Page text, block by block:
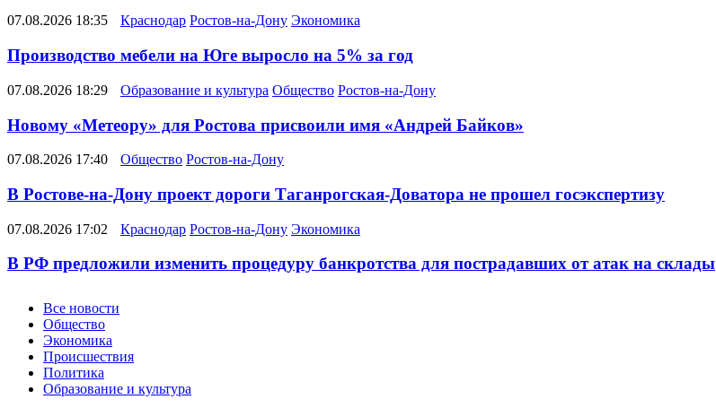
07.08.2026 18:35 Краснодар Ростов-на-Дону Экономика
Производство мебели на Юге выросло на 5% за год
07.08.2026 18:29 Образование и культура Общество Ростов-на-Дону
Новому «Метеору» для Ростова присвоили имя «Андрей Байков»
07.08.2026 17:40 Общество Ростов-на-Дону
В Ростове-на-Дону проект дороги Таганрогская-Доватора не прошел госэкспертизу
07.08.2026 17:02 Краснодар Ростов-на-Дону Экономика
В РФ предложили изменить процедуру банкротства для пострадавших от атак на склады
Новости
Все новости
Общество
Экономика
Происшествия
Политика
Образование и культура